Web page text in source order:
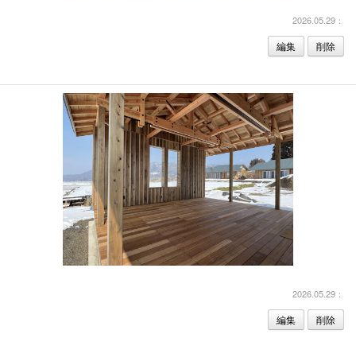
2026.05.29：
編集 削除
2026.05.29：
編集 削除